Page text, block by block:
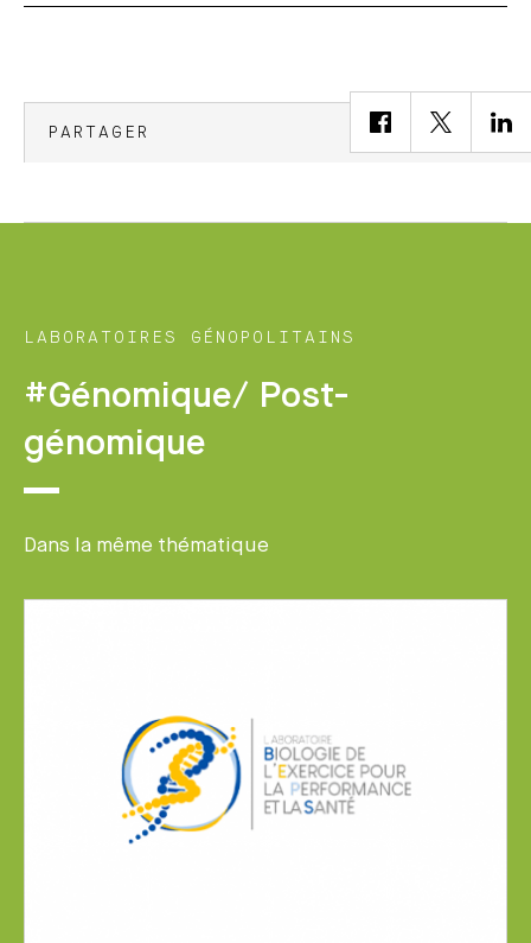
PARTAGER
LABORATOIRES GÉNOPOLITAINS
#Génomique/ Post-
génomique
Dans la même thématique